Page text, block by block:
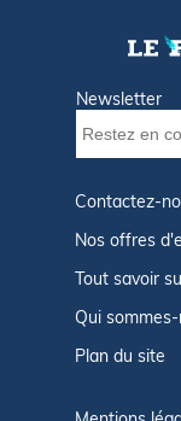
Newsletter
Contactez-
Nos offres
Tout savoir
Qui
Plan du site